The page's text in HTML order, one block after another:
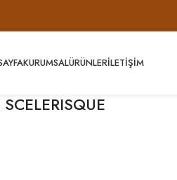
KURUMSALÜRÜNLERİLETIŞIM